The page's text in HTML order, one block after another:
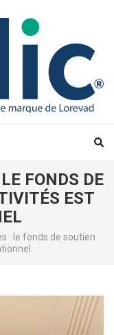
FONDS DE
EST
: le fonds de soutien